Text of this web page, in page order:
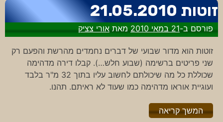
זוטות 21.05.2010
פורסם ב-21 במאי 2010 מאתאורי צציק
זוטות הוא מדור שבועי של דברים נחמדים מהרשת והפעם רק
שני פריטים ברשימה (שבוע חלש…). קבלו דירה מדהימה
שכוללת כל מה שיכולתם לחשוב עליו בתוך 32 מ"ר בלבד
ועוגיית אוראו מדהימה כמו שעוד לא ראיתם. תהנו.
המשך קריאה"%s"